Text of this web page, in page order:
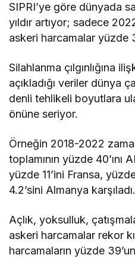
SIPRI’ye göre dünyada
yıldır artıyor; sadece
askeri harcamalar yüzde
Silahlanma çılgınlığına
açıkladığı veriler dünya
denli tehlikeli boyutlara
önüne seriyor.
Örneğin 2018-2022
toplamının yüzde 40’ını
yüzde 11’ini Fransa,
4.2’sini Almanya karşıladı.
Açlık, yoksulluk,
askeri harcamalar rekor
harcamaların yüzde